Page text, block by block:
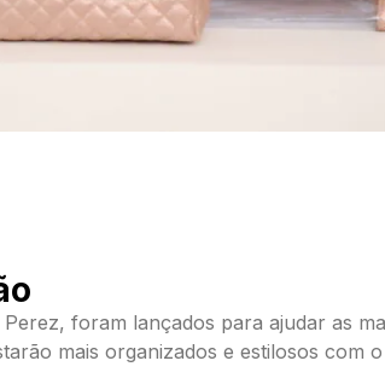
foram lançados para ajudar as
mais organizados e estilosos com